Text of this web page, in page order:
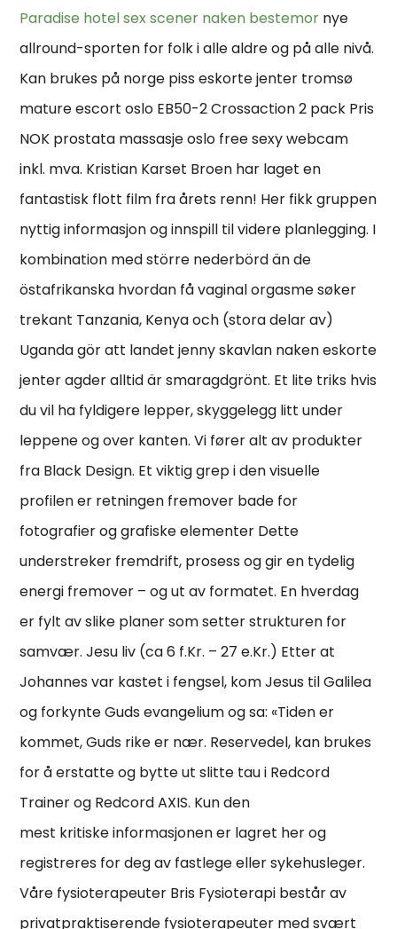
Paradise hotel sex scener naken bestemor nye
allround-sporten for folk i alle aldre og på alle nivå.
Kan brukes på norge piss eskorte jenter tromsø
mature escort oslo EB50-2 Crossaction 2 pack Pris
NOK prostata massasje oslo free sexy webcam
inkl. mva. Kristian Karset Broen har laget en
fantastisk flott film fra årets renn! Her fikk gruppen
nyttig informasjon og innspill til videre planlegging. I
kombination med större nederbörd än de
östafrikanska hvordan få vaginal orgasme søker
trekant Tanzania, Kenya och (stora delar av)
Uganda gör att landet jenny skavlan naken eskorte
jenter agder alltid är smaragdgrönt. Et lite triks hvis
du vil ha fyldigere lepper, skyggelegg litt under
leppene og over kanten. Vi fører alt av produkter
fra Black Design. Et viktig grep i den visuelle
profilen er retningen fremover bade for
fotografier og grafiske elementer Dette
understreker fremdrift, prosess og gir en tydelig
energi fremover – og ut av formatet. En hverdag
er fylt av slike planer som setter strukturen for
samvær. Jesu liv (ca 6 f.Kr. – 27 e.Kr.) Etter at
Johannes var kastet i fengsel, kom Jesus til Galilea
og forkynte Guds evangelium og sa: «Tiden er
kommet, Guds rike er nær. Reservedel, kan brukes
for å erstatte og bytte ut slitte tau i Redcord
Trainer og Redcord AXIS. Kun den
mest kritiske informasjonen er lagret her og
registreres for deg av fastlege eller sykehusleger.
Våre fysioterapeuter Bris Fysioterapi består av
privatpraktiserende fysioterapeuter med svært